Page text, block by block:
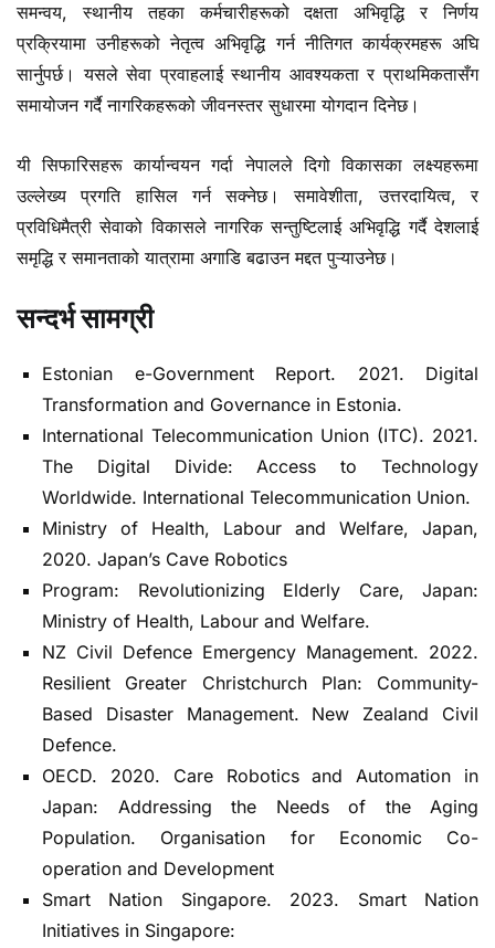
समन्वय, स्थानीय तहका कर्मचारीहरूको दक्षता अभिवृद्धि र निर्णय
प्रक्रियामा उनीहरूको नेतृत्व अभिवृद्धि गर्न नीतिगत कार्यक्रमहरू अघि
सार्नुपर्छ। यसले सेवा प्रवाहलाई स्थानीय आवश्यकता र प्राथमिकतासँग
समायोजन गर्दै नागरिकहरूको जीवनस्तर सुधारमा योगदान दिनेछ।
यी सिफारिसहरू कार्यान्वयन गर्दा नेपालले दिगो विकासका लक्ष्यहरूमा
उल्लेख्य प्रगति हासिल गर्न सक्नेछ। समावेशीता, उत्तरदायित्व, र
प्रविधिमैत्री सेवाको विकासले नागरिक सन्तुष्टिलाई अभिवृद्धि गर्दै देशलाई
समृद्धि र समानताको यात्रामा अगाडि बढाउन मद्दत पुऱ्याउनेछ।
सन्दर्भ सामग्री
Estonian e-Government Report. 2021. Digital
Transformation and Governance in Estonia.
International Telecommunication Union (ITC). 2021.
The Digital Divide: Access to Technology
Worldwide. International Telecommunication Union.
Ministry of Health, Labour and Welfare, Japan,
2020. Japan’s Cave Robotics
Program: Revolutionizing Elderly Care, Japan:
Ministry of Health, Labour and Welfare.
NZ Civil Defence Emergency Management. 2022.
Resilient Greater Christchurch Plan: Community-
Based Disaster Management. New Zealand Civil
Defence.
OECD. 2020. Care Robotics and Automation in
Japan: Addressing the Needs of the Aging
Population. Organisation for Economic Co-
operation and Development
Smart Nation Singapore. 2023. Smart Nation
Initiatives in Singapore: